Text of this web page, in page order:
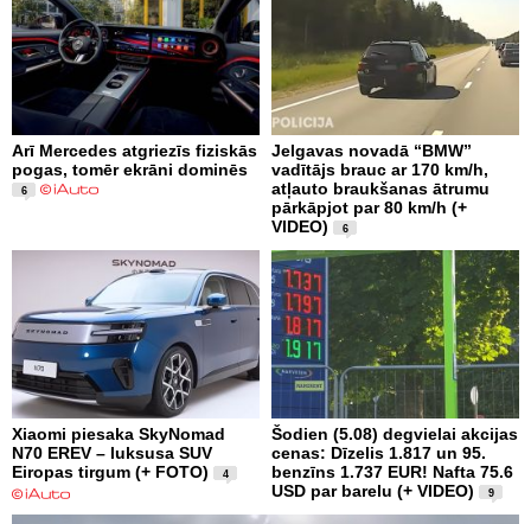
Arī Mercedes atgriezīs fiziskās
pogas, tomēr ekrāni dominēs
6
Jelgavas novadā “BMW”
vadītājs brauc ar 170 km/h,
atļauto braukšanas ātrumu
pārkāpjot par 80 km/h (+
VIDEO)
6
Xiaomi piesaka SkyNomad
N70 EREV – luksusa SUV
Eiropas tirgum (+ FOTO)
4
Šodien (5.08) degvielai akcijas
cenas: Dīzelis 1.817 un 95.
benzīns 1.737 EUR! Nafta 75.6
USD par barelu (+ VIDEO)
9